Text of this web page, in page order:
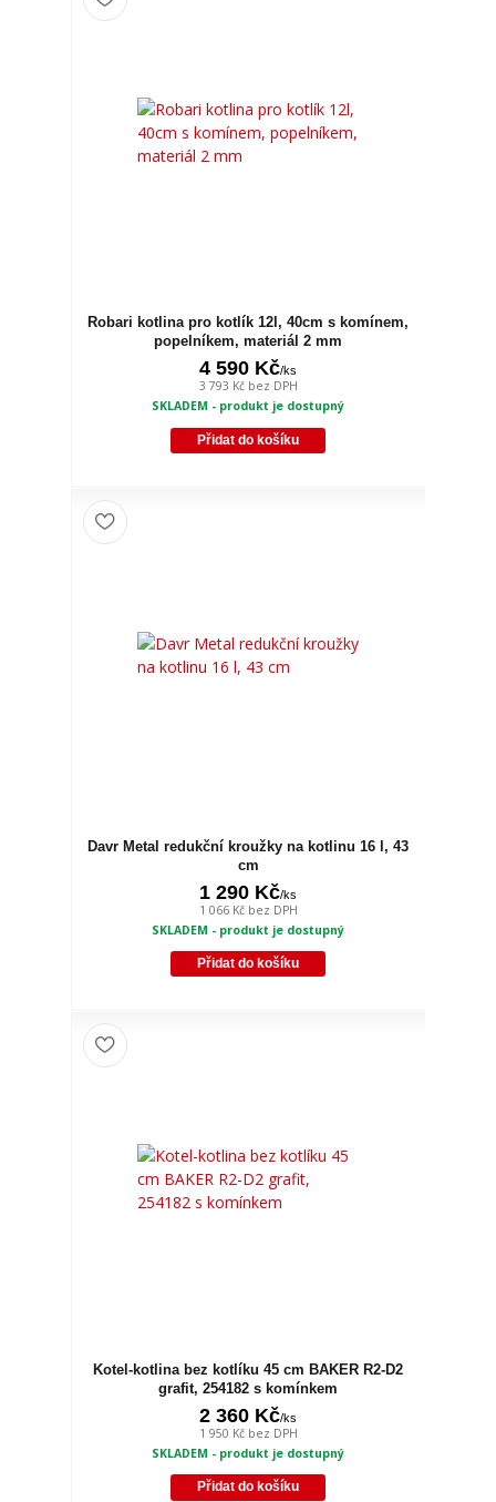
Robari kotlina pro kotlík 12l, 40cm s komínem,
popelníkem, materiál 2 mm
4 590 Kč/ks
3 793 Kč bez DPH
SKLADEM - produkt je dostupný
Přidat do košíku
Davr Metal redukční kroužky na kotlinu 16 l, 43
cm
1 290 Kč/ks
1 066 Kč bez DPH
SKLADEM - produkt je dostupný
Přidat do košíku
Kotel-kotlina bez kotlíku 45 cm BAKER R2-D2
grafit, 254182 s komínkem
2 360 Kč/ks
1 950 Kč bez DPH
SKLADEM - produkt je dostupný
Přidat do košíku